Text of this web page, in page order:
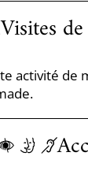
Visites
activité de